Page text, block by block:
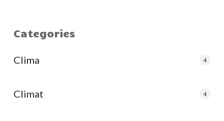
Categories
Clima 4
Climat 4